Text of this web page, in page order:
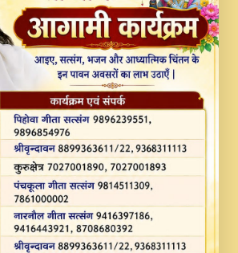
Aarti Mata Rani Bhajan By
Ji.mp3
VICH KANTH KALER
DEVOTIONAL SONG 2017
HD.mp3
Hai Bindu Ji Maharaj Pad - A
by Shri Indresh Ji
Ki Kirpa Best Devotional
Vichitra.mp3